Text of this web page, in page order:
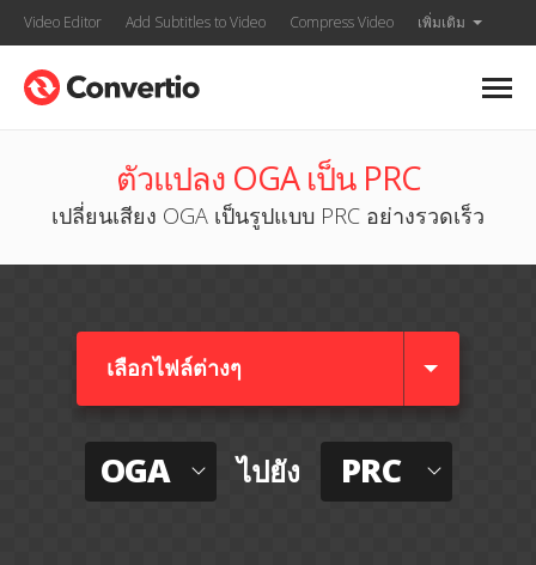
Video Editor Add Subtitles to Video Compress Video เพิ่มเติม
ตัวแปลง OGA เป็น PRC
เปลี่ยนเสียง OGA เป็นรูปแบบ PRC อย่างรวดเร็ว
เลือกไฟล์ต่างๆ​
OGA ไปยัง PRC